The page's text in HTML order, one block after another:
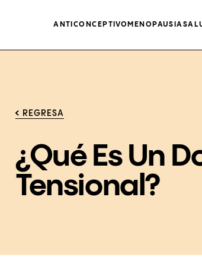
ANTICONCEPTIVO MENOPAUSIA
REGRESA
¿Qué Es Un
Tensional?